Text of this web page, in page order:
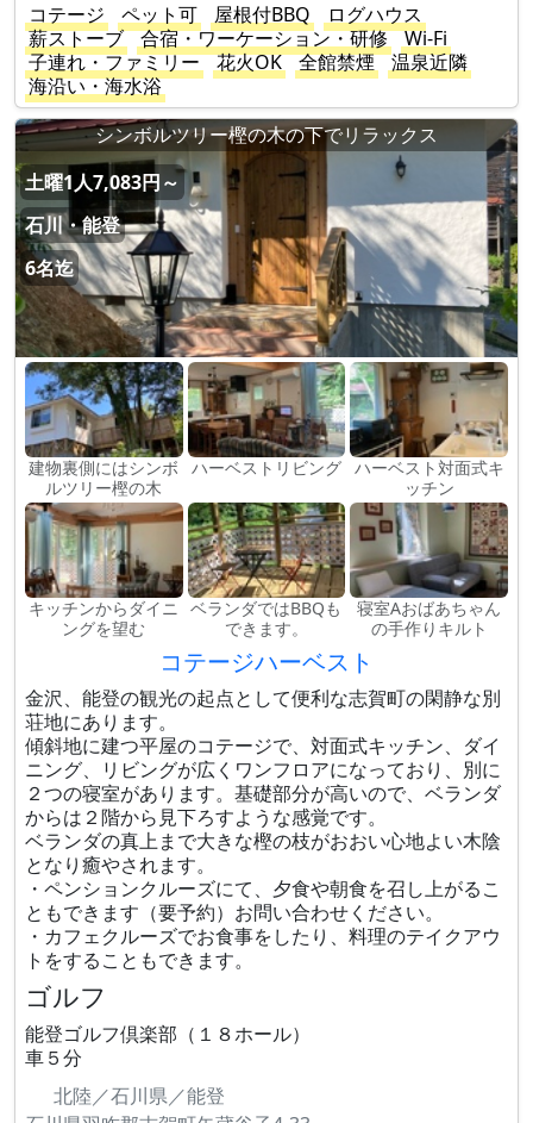
コテージ
ペット可 屋根付BBQ
ログハウス
薪ストーブ
合宿・ワーケーション・研修
Wi-Fi
子連れ・ファミリー
花火OK 全館禁煙
温泉近隣
海沿い・海水浴
シンボルツリー樫の木の下でリラックス
土曜1人7,083円～
石川・能登
6名迄
建物裏側にはシンボ
ルツリー樫の木
ハーベストリビング ハーベスト対面式キ
ッチン
キッチンからダイニ
ングを望む
ベランダではBBQも
できます。
寝室Aおばあちゃん
の手作りキルト
コテージハーベスト
金沢、能登の観光の起点として便利な志賀町の閑静な別
荘地にあります。
傾斜地に建つ平屋のコテージで、対面式キッチン、ダイ
ニング、リビングが広くワンフロアになっており、別に
２つの寝室があります。基礎部分が高いので、ベランダ
からは２階から見下ろすような感覚です。
ベランダの真上まで大きな樫の枝がおおい心地よい木陰
となり癒やされます。
・ペンションクルーズにて、夕食や朝食を召し上がるこ
ともできます（要予約）お問い合わせください。
・カフェクルーズでお食事をしたり、料理のテイクアウ
トをすることもできます。
ゴルフ
能登ゴルフ倶楽部（１８ホール）
車５分
北陸／石川県／能登